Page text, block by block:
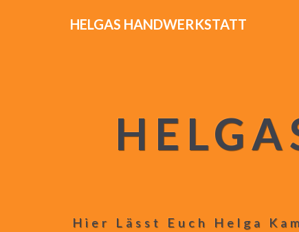
HELGAS HANDWERKSTATT
Hier Lässt Euch Helga